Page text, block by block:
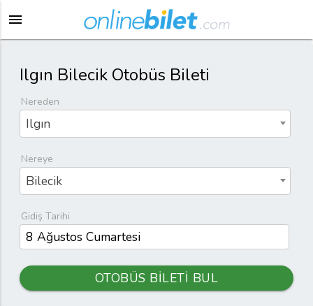
menu
Ilgın Bilecik Otobüs Bileti
Nereden
Ilgın
Nereye
Bilecik
Gidiş Tarihi
OTOBÜS BİLETİ BUL